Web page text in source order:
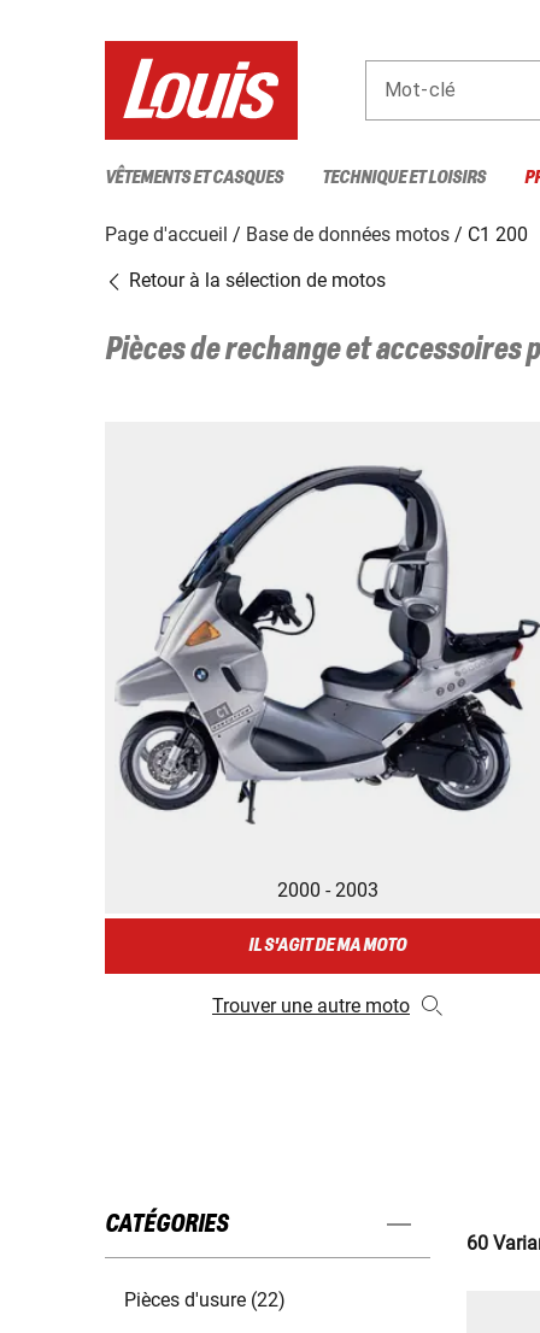
Mot-clé
VÊTEMENTS ET CASQUES TECHNIQUE ET LOISIRS
Page d'accueil Base de données motos
C1 200
Retour à la sélection de motos
Pièces de rechange et accessoires
2000 - 2003
IL S'AGIT DE MA MOTO
Trouver une autre moto
CATÉGORIES
Pièces d'usure (22)
60